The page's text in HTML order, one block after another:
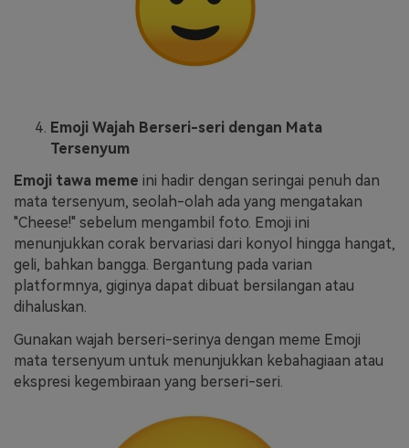
Emoji Wajah Berseri-seri dengan Mata
Tersenyum
Emoji tawa meme ini hadir dengan seringai penuh dan
mata tersenyum, seolah-olah ada yang mengatakan
"Cheese!" sebelum mengambil foto. Emoji ini
menunjukkan corak bervariasi dari konyol hingga hangat,
geli, bahkan bangga. Bergantung pada varian
platformnya, giginya dapat dibuat bersilangan atau
dihaluskan.
Gunakan wajah berseri-serinya dengan meme Emoji
mata tersenyum untuk menunjukkan kebahagiaan atau
ekspresi kegembiraan yang berseri-seri.